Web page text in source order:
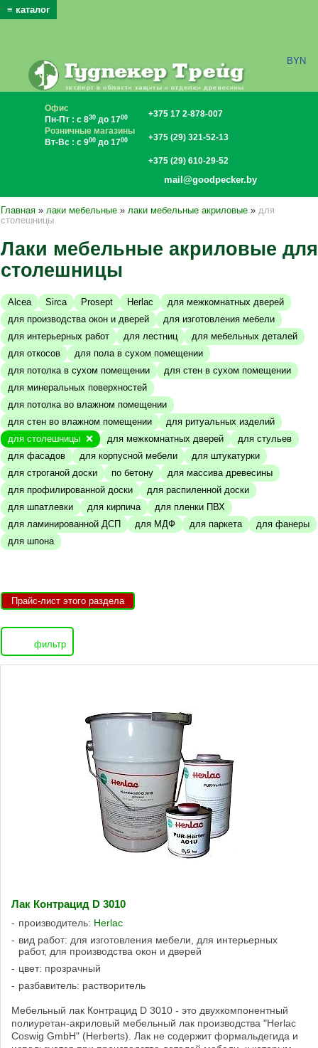
x
≡ каталог
BYN
Офис
Пн-Пт : с 830 до 1700
Розничные магазины
Вт-Вс : с 900 до 1700
+375 17 2-878-007
+375 (29) 321-52-13
+375 (29) 610-29-52
mail@goodpecker.by
Главная » лаки мебельные » лаки мебельные акриловые » для
столешницы
Лаки мебельные акриловые для
столешницы
Alcea Sirca Prosept Herlac
для межкомнатных дверей
для производства окон и дверей
для изготовления мебели
для интерьерных работ
для лестниц
для мебельных деталей
для откосов
для пола в сухом помещении
для потолка в сухом помещении
для стен в сухом помещении
для минеральных поверхностей
для потолка во влажном помещении
для стен во влажном помещении
для ритуальных изделий
для столешницы
для межкомнатных дверей
для стульев
для фасадов
для корпусной мебели
для штукатурки
для строганой доски
по бетону
для массива древесины
для профилированной доски
для распиленной доски
для шпатлевки
для кирпича
для пленки ПВХ
для ламинированной ДСП
для МДФ для паркета
для фанеры
для шпона
Прайс-лист этого раздела
фильтр
Лак Контрацид D 3010
производитель: Herlac
вид работ: для изготовления мебели, для интерьерных
работ, для производства окон и дверей
цвет: прозрачный
разбавитель: растворитель
Мебельный лак Контрацид D 3010 - это двухкомпонентный
полиуретан-акриловый мебельный лак производства "Herlac
Coswig GmbH" (Herberts). Лак не содержит формальдегида и